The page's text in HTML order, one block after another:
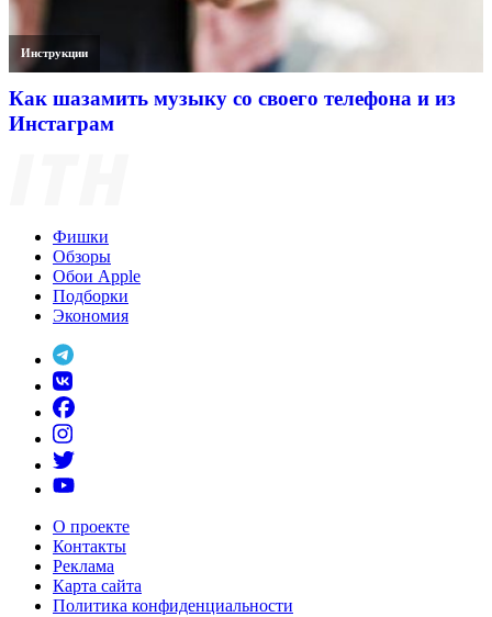
Инструкции
Как шазамить музыку со своего телефона и из
Инстаграм
Фишки
Обзоры
Обои Apple
Подборки
Экономия
О проекте
Контакты
Реклама
Карта сайта
Политика конфиденциальности